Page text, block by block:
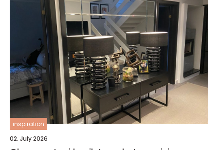
inspiration
02. July 2026